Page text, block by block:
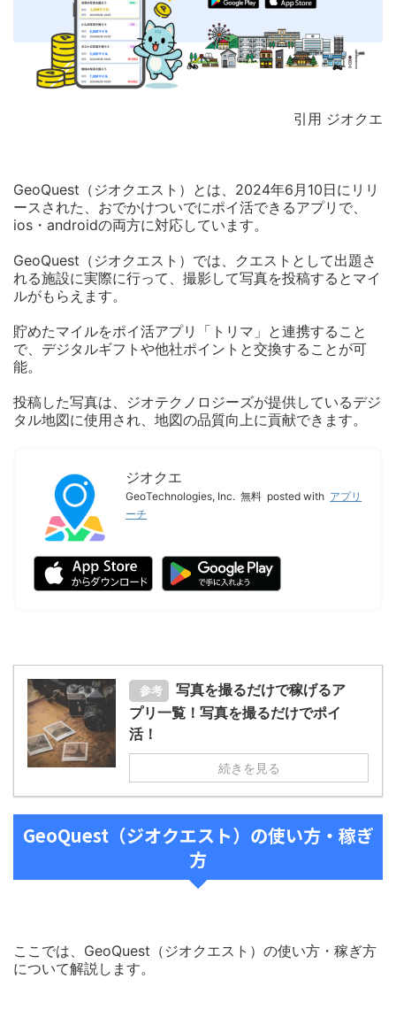
引用 ジオクエ
GeoQuest（ジオクエスト）とは、2024年6月10日にリリ
ースされた、おでかけついでにポイ活できるアプリで、
ios・androidの両方に対応しています。
GeoQuest（ジオクエスト）では、クエストとして出題さ
れる施設に実際に行って、撮影して写真を投稿するとマイ
ルがもらえます。
貯めたマイルをポイ活アプリ「トリマ」と連携すること
で、デジタルギフトや他社ポイントと交換することが可
能。
投稿した写真は、ジオテクノロジーズが提供しているデジ
タル地図に使用され、地図の品質向上に貢献できます。
ジオクエ
GeoTechnologies, Inc. 無料 posted with アプリ
ーチ
参考
写真を撮るだけで稼げるア
プリ一覧！写真を撮るだけでポイ
活！
続きを見る
GeoQuest（ジオクエスト）の使い方・稼ぎ
方
ここでは、GeoQuest（ジオクエスト）の使い方・稼ぎ方
について解説します。